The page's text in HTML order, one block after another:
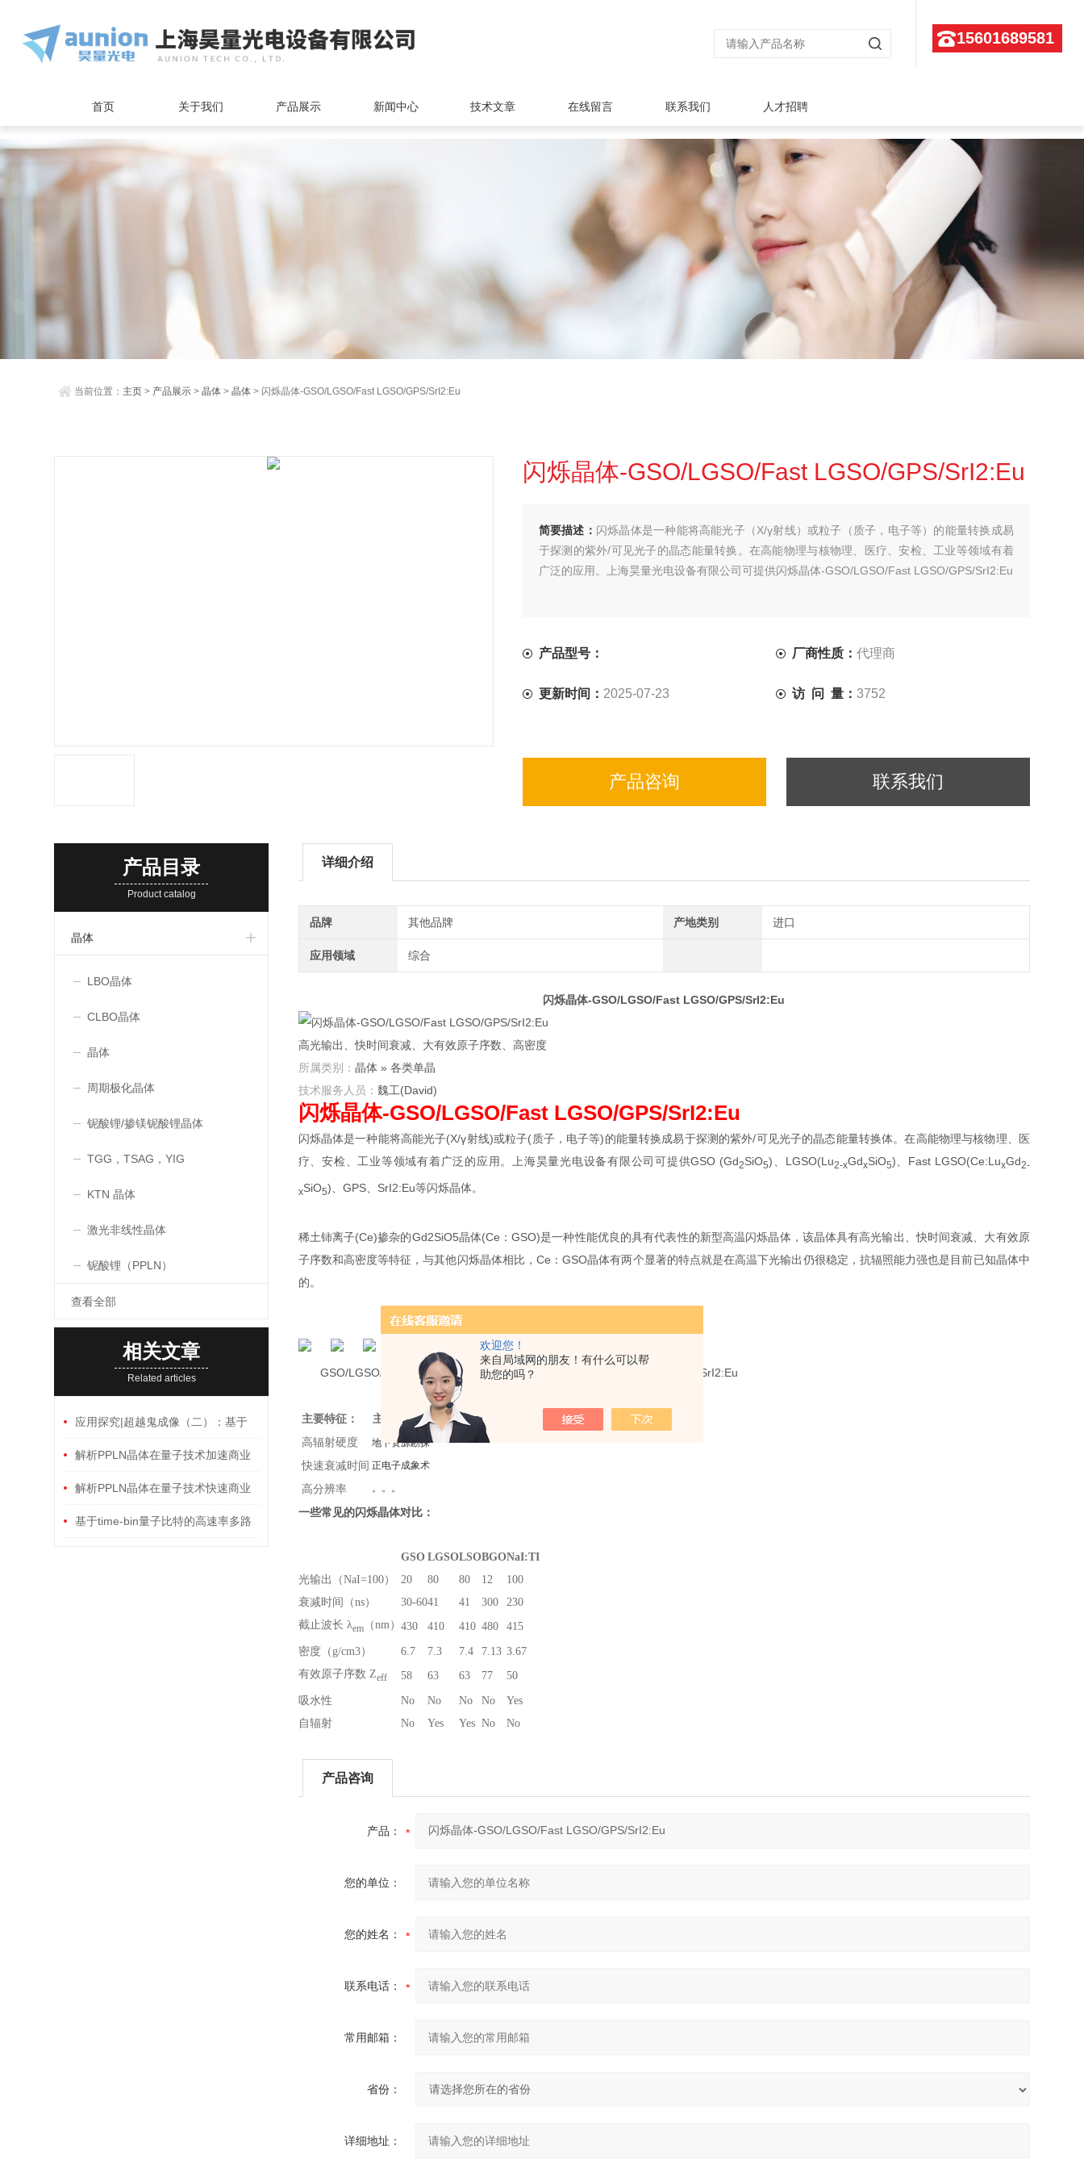
欢迎您！
来自局域网的朋友！有什么可以帮
助您的吗？
15601689581
首页 关于我们 产品展示 新闻中心 技术文章 在线留言 联系我们 人才招聘
当前位置： 主页 > 产品展示 >晶体 >晶体 > 闪烁晶体-GSO/LGSO/Fast LGSO/GPS/SrI2:Eu
闪烁晶体-GSO/LGSO/Fast LGSO/GPS/SrI2:Eu
简要描述： 闪烁晶体是一种能将高能光子（X/γ射线）或粒子（质子，电子等）的能量转换成易
于探测的紫外/可见光子的晶态能量转换。在高能物理与核物理、医疗、安检、工业等领域有着
广泛的应用。上海昊量光电设备有限公司可提供闪烁晶体-GSO/LGSO/Fast LGSO/GPS/SrI2:Eu
产品型号： 厂商性质：代理商
更新时间： 2025-07-23 访 问 量：3752
产品咨询 联系我们
产品目录
Product catalog
晶体
LBO晶体
CLBO晶体
晶体
周期极化晶体
铌酸锂/掺镁铌酸锂晶体
TGG，TSAG，YIG
KTN 晶体
激光非线性晶体
铌酸锂（PPLN）
查看全部
相关文章
Related articles
应用探究|超越鬼成像（二）：基于
PPLN单晶体折返“无探测”量子成像
解析PPLN晶体在量子技术加速商业
化的关键作用（二）：产品应用
解析PPLN晶体在量子技术快速商业
化的关键作用（一）：应用技术
基于time-bin量子比特的高速率多路
详细介绍
品牌 其他品牌 产地类别 进口
应用领域 综合
闪烁晶体-GSO/LGSO/Fast LGSO/GPS/SrI2:Eu
高光输出、快时间衰减、大有效原子序数、高密度
所属类别： 晶体 » 各类单晶
技术服务人员： 魏工(David)
闪烁晶体-GSO/LGSO/Fast LGSO/GPS/SrI2:Eu
闪烁晶体是一种能将高能光子(X/γ射线)或粒子(质子，电子等)的能量转换成易于探测的紫外/可见光子的晶态能量转换体。在高能物理与核物理、医
疗、安检、工业等领域有着广泛的应用。上海昊量光电设备有限公司可提供GSO (Gd2SiO5)、LGSO(Lu2-xGdxSiO5)、Fast LGSO(Ce:LuxGd2-
xSiO5)、GPS、SrI2:Eu等闪烁晶体。
稀土铈离子(Ce)掺杂的Gd2SiO5晶体(Ce：GSO)是一种性能优良的具有代表性的新型高温闪烁晶体，该晶体具有高光输出、快时间衰减、大有效原
子序数和高密度等特征，与其他闪烁晶体相比，Ce：GSO晶体有两个显著的特点就是在高温下光输出仍很稳定，抗辐照能力强也是目前已知晶体中
的。
GSO/LGSO/Fast-LGSO GPS SrI2:Eu
主要特征：
主要应用：
高辐射硬度
快速衰减时间
高分辨率
地下资源勘探
正电子成象术
。。。
一些常见的闪烁晶体对比：
GSO LGSOLSOBGONaI:TI
光输出（NaI=100）
20 80 80 12
100
衰减时间（ns）
30-6041 41 300
230
截止波长 λem （nm） 430 410 410 480 415
密度（g/cm3） 6.7 7.3 7.4 7.13 3.67
有效原子序数 Zeff 58 63 63 77 50
吸水性 No No No No
Yes
自辐射
No Yes Yes No No
产品咨询
产品：
您的单位：
您的姓名：
联系电话：
常用邮箱：
省份：
详细地址：